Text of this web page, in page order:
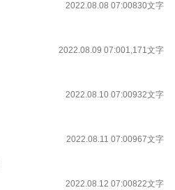
2022.08.08 07:00830文字
2022.08.09 07:001,171文字
2022.08.10 07:00932文字
2022.08.11 07:00967文字
2022.08.12 07:00822文字